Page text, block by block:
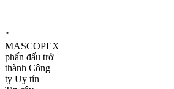
"
MASCOPEX
phấn đấu trở
thành Công
ty Uy tín –